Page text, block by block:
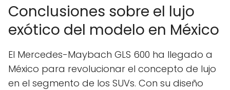
Conclusiones sobre el lujo
exótico del modelo en México
El Mercedes-Maybach GLS 600 ha llegado a
México para revolucionar el concepto de lujo
en el segmento de los SUVs. Con su diseño